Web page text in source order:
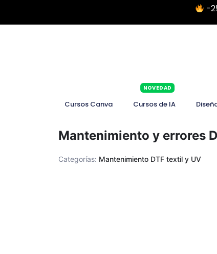
-
Cursos Canva Cursos de IA
NOVEDAD
Mantenimiento y errores
Categorías: Mantenimiento DTF textil y UV